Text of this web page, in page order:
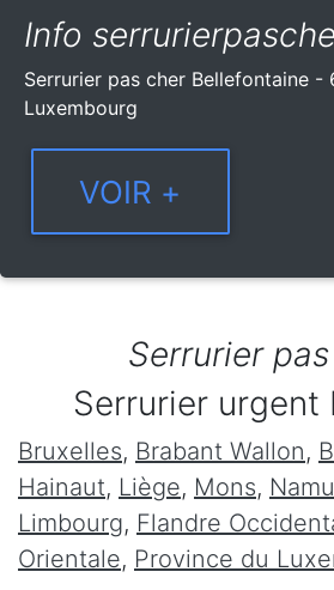
Info
Serrurier pas cher Bellefontaine -
Luxembourg
Serrurier
Serrurier urgent
Bruxelles, Brabant Wallon,
Hainaut, Liège, Mons,
Limbourg, Flandre
Orientale, Province du